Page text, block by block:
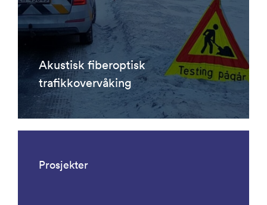
Akustisk fiberoptisk
trafikkovervåking
Prosjekter